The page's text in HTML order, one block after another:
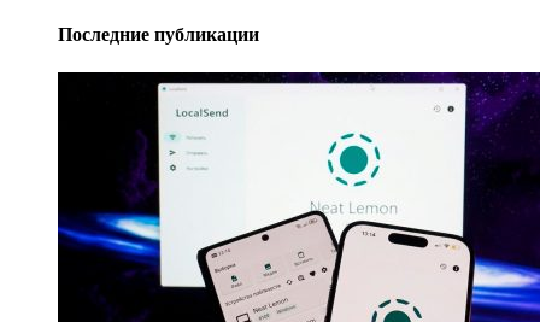
Последние публикации